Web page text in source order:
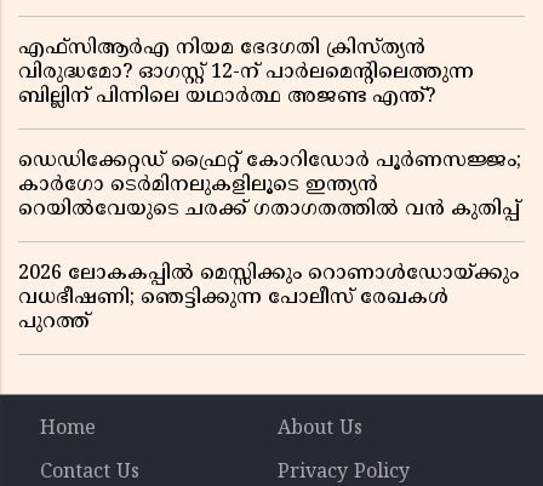
എഫ്സിആർഎ നിയമ ഭേദഗതി ക്രിസ്ത്യൻ
വിരുദ്ധമോ? ഓഗസ്റ്റ് 12-ന് പാർലമെന്റിലെത്തുന്ന
ബില്ലിന് പിന്നിലെ യഥാർത്ഥ അജണ്ട എന്ത്?
ഡെഡിക്കേറ്റഡ് ഫ്രൈറ്റ് കോറിഡോർ പൂർണസജ്ജം;
കാർഗോ ടെർമിനലുകളിലൂടെ ഇന്ത്യൻ
റെയിൽവേയുടെ ചരക്ക് ഗതാഗതത്തിൽ വൻ കുതിപ്പ്
2026 ലോകകപ്പിൽ മെസ്സിക്കും റൊണാൾഡോയ്ക്കും
വധഭീഷണി; ഞെട്ടിക്കുന്ന പോലീസ് രേഖകൾ
പുറത്ത്
Home
About Us
Contact Us
Privacy Policy